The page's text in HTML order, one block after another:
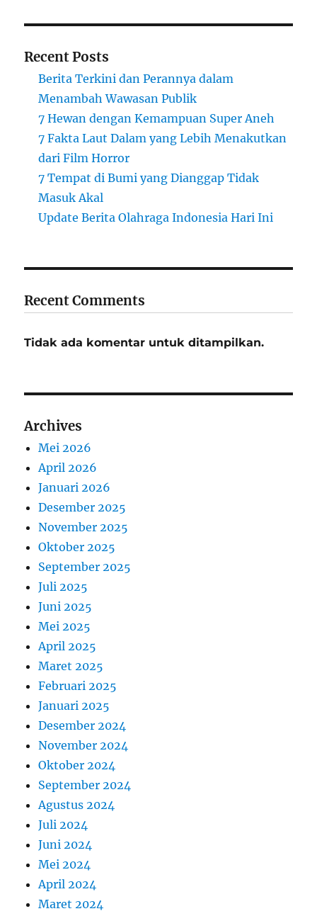
Recent Posts
Berita Terkini dan Perannya dalam
Menambah Wawasan Publik
7 Hewan dengan Kemampuan Super Aneh
7 Fakta Laut Dalam yang Lebih Menakutkan
dari Film Horror
7 Tempat di Bumi yang Dianggap Tidak
Masuk Akal
Update Berita Olahraga Indonesia Hari Ini
Recent Comments
Tidak ada komentar untuk ditampilkan.
Archives
Mei 2026
April 2026
Januari 2026
Desember 2025
November 2025
Oktober 2025
September 2025
Juli 2025
Juni 2025
Mei 2025
April 2025
Maret 2025
Februari 2025
Januari 2025
Desember 2024
November 2024
Oktober 2024
September 2024
Agustus 2024
Juli 2024
Juni 2024
Mei 2024
April 2024
Maret 2024